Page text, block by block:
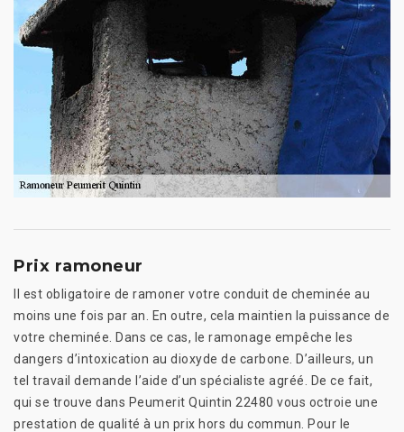
Prix ramoneur
Il est obligatoire de ramoner votre conduit de cheminée au
moins une fois par an. En outre, cela maintien la puissance de
votre cheminée. Dans ce cas, le ramonage empêche les
dangers d’intoxication au dioxyde de carbone. D’ailleurs, un
tel travail demande l’aide d’un spécialiste agréé. De ce fait,
qui se trouve dans Peumerit Quintin 22480 vous octroie une
prestation de qualité à un prix hors du commun. Pour le